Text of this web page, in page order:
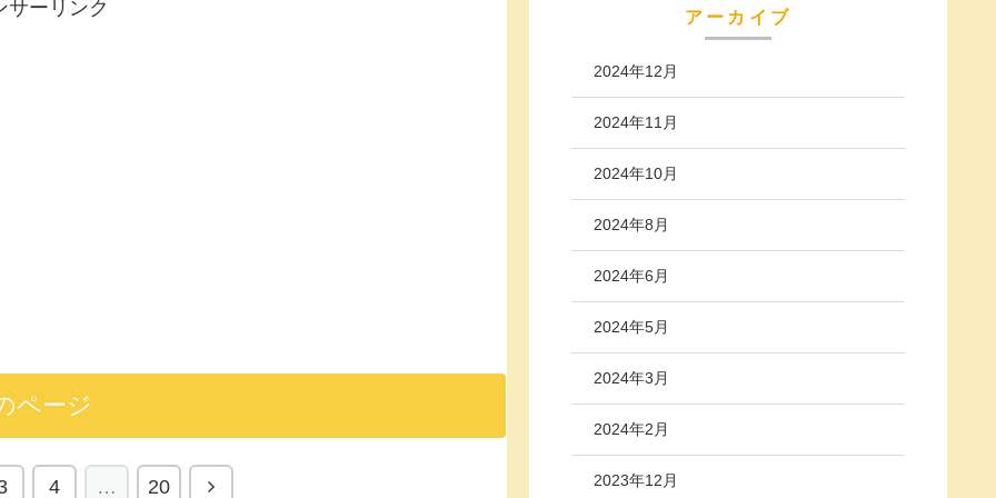
サーリンク
ページ
4 … 20
アーカイブ
2024年12月
2024年11月
2024年10月
2024年8月
2024年6月
2024年5月
2024年3月
2024年2月
2023年12月